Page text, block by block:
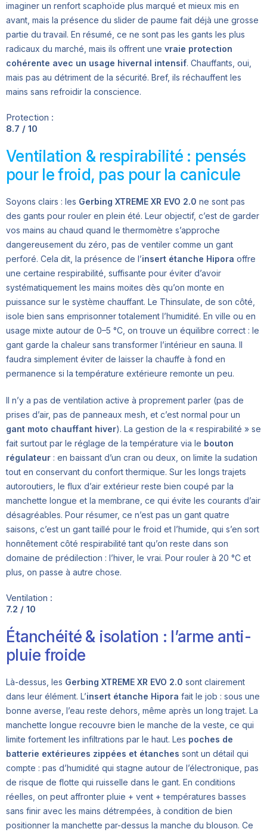
imaginer un renfort scaphoïde plus marqué et mieux mis en
avant, mais la présence du slider de paume fait déjà une grosse
partie du travail. En résumé, ce ne sont pas les gants les plus
radicaux du marché, mais ils offrent une vraie protection
cohérente avec un usage hivernal intensif. Chauffants, oui,
mais pas au détriment de la sécurité. Bref, ils réchauffent les
mains sans refroidir la conscience.
Protection :
8.7 / 10
Ventilation & respirabilité : pensés
pour le froid, pas pour la canicule
Soyons clairs : les Gerbing XTREME XR EVO 2.0 ne sont pas
des gants pour rouler en plein été. Leur objectif, c’est de garder
vos mains au chaud quand le thermomètre s’approche
dangereusement du zéro, pas de ventiler comme un gant
perforé. Cela dit, la présence de l’insert étanche Hipora offre
une certaine respirabilité, suffisante pour éviter d’avoir
systématiquement les mains moites dès qu’on monte en
puissance sur le système chauffant. Le Thinsulate, de son côté,
isole bien sans emprisonner totalement l’humidité. En ville ou en
usage mixte autour de 0–5 °C, on trouve un équilibre correct : le
gant garde la chaleur sans transformer l’intérieur en sauna. Il
faudra simplement éviter de laisser la chauffe à fond en
permanence si la température extérieure remonte un peu.
Il n’y a pas de ventilation active à proprement parler (pas de
prises d’air, pas de panneaux mesh, et c’est normal pour un
gant moto chauffant hiver). La gestion de la « respirabilité » se
fait surtout par le réglage de la température via le bouton
régulateur : en baissant d’un cran ou deux, on limite la sudation
tout en conservant du confort thermique. Sur les longs trajets
autoroutiers, le flux d’air extérieur reste bien coupé par la
manchette longue et la membrane, ce qui évite les courants d’air
désagréables. Pour résumer, ce n’est pas un gant quatre
saisons, c’est un gant taillé pour le froid et l’humide, qui s’en sort
honnêtement côté respirabilité tant qu’on reste dans son
domaine de prédilection : l’hiver, le vrai. Pour rouler à 20 °C et
plus, on passe à autre chose.
Ventilation :
7.2 / 10
Étanchéité & isolation : l’arme anti-
pluie froide
Là-dessus, les Gerbing XTREME XR EVO 2.0 sont clairement
dans leur élément. L’insert étanche Hipora fait le job : sous une
bonne averse, l’eau reste dehors, même après un long trajet. La
manchette longue recouvre bien le manche de la veste, ce qui
limite fortement les infiltrations par le haut. Les poches de
batterie extérieures zippées et étanches sont un détail qui
compte : pas d’humidité qui stagne autour de l’électronique, pas
de risque de flotte qui ruisselle dans le gant. En conditions
réelles, on peut affronter pluie + vent + températures basses
sans finir avec les mains détrempées, à condition de bien
positionner la manchette par-dessus la manche du blouson. Ce